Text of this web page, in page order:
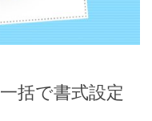
括で書式設定